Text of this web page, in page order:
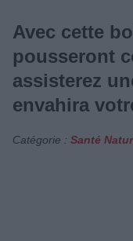
Avec cette
pousseront
assisterez
envahira
Catégorie : Santé